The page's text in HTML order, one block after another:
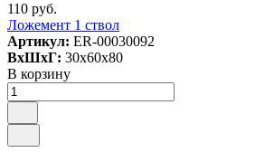
110 руб.
Ложемент 1 ствол
Артикул: ER-00030092
ВxШxГ: 30x60x80
В корзину